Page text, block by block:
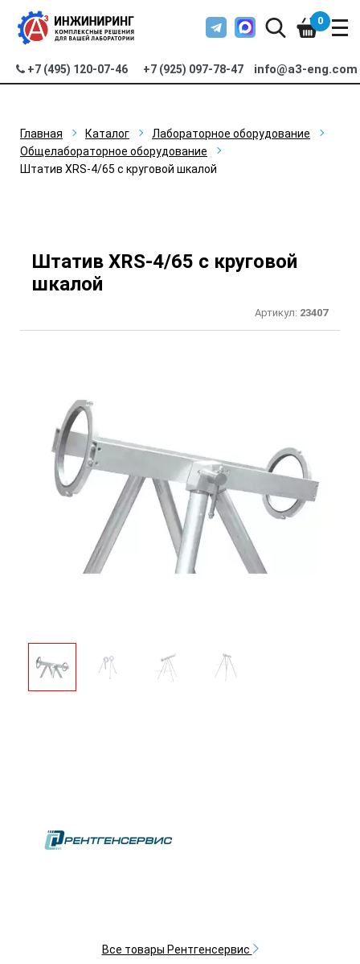
+7 (495) 120-07-46 +7 (925) 097-78-47 info@a3-eng.com
0
Главная Каталог
Лабораторное оборудование
Общелабораторное оборудование
Штатив XRS-4/65 с круговой шкалой
Штатив XRS-4/65 с круговой
шкалой
Артикул: 23407
Все товары Рентгенсервис